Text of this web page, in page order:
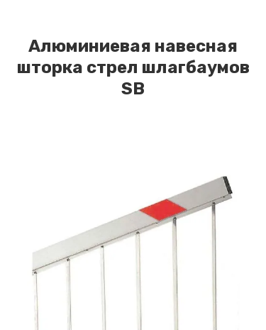
Алюминиевая навесная
шторка стрел шлагбаумов
SB